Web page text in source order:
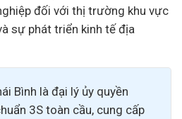
đối với thị trường khu vực
sự phát triển kinh tế địa
Bình là đại lý ủy quyền
3S toàn cầu, cung cấp